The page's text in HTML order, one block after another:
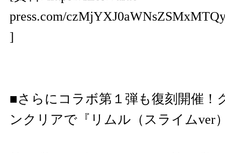
press.com/
]
■さらにコラボ第１弾も復刻開催！
ンクリアで『リムル（スライムver